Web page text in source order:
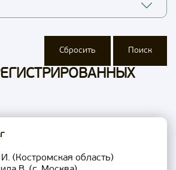
Сбросить Поиск
(Костромская область)